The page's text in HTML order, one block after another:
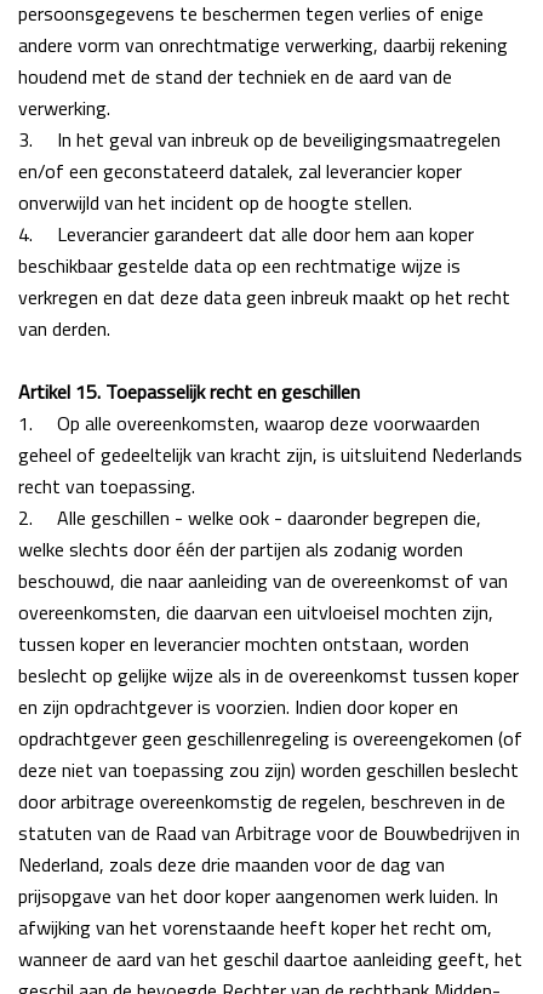
persoonsgegevens te beschermen tegen verlies of enige
andere vorm van onrechtmatige verwerking, daarbij rekening
houdend met de stand der techniek en de aard van de
verwerking.
3.
In het geval van inbreuk op de beveiligingsmaatregelen
en/of een geconstateerd datalek, zal leverancier koper
onverwijld van het incident op de hoogte stellen.
4.
Leverancier garandeert dat alle door hem aan koper
beschikbaar gestelde data op een rechtmatige wijze is
verkregen en dat deze data geen inbreuk maakt op het recht
van derden.
Artikel 15. Toepasselijk recht en geschillen
1.
Op alle overeenkomsten, waarop deze voorwaarden
geheel of gedeeltelijk van kracht zijn, is uitsluitend Nederlands
recht van toepassing.
2.
Alle geschillen - welke ook - daaronder begrepen die,
welke slechts door één der partijen als zodanig worden
beschouwd, die naar aanleiding van de overeenkomst of van
overeenkomsten, die daarvan een uitvloeisel mochten zijn,
tussen koper en leverancier mochten ontstaan, worden
beslecht op gelijke wijze als in de overeenkomst tussen koper
en zijn opdrachtgever is voorzien. Indien door koper en
opdrachtgever geen geschillenregeling is overeengekomen (of
deze niet van toepassing zou zijn) worden geschillen beslecht
door arbitrage overeenkomstig de regelen, beschreven in de
statuten van de Raad van Arbitrage voor de Bouwbedrijven in
Nederland, zoals deze drie maanden voor de dag van
prijsopgave van het door koper aangenomen werk luiden. In
afwijking van het vorenstaande heeft koper het recht om,
wanneer de aard van het geschil daartoe aanleidinggeeft, het